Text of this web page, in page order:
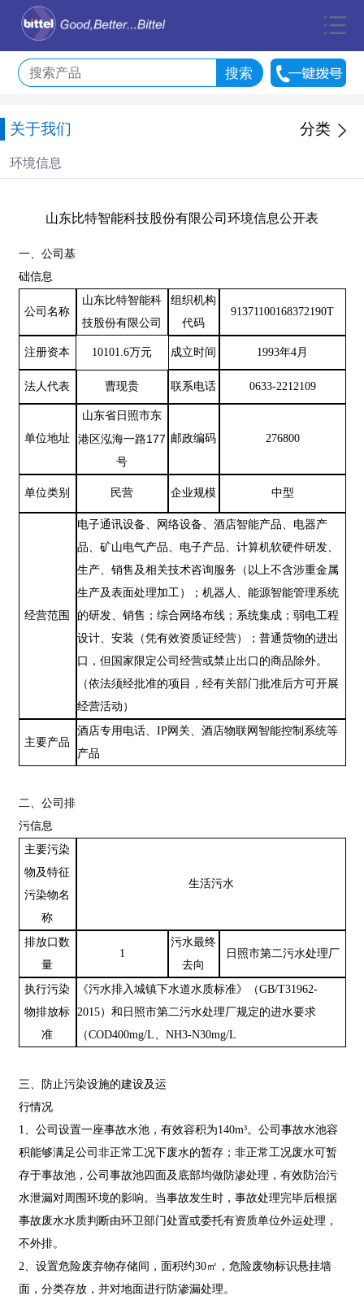
关于我们 分类
环境信息
山东比特智能科技股份有限公司环境信息公开表
一、公司基
础信息
公司名称
山东比特智能科
技股份有限公司
组织机构
代码
91371100168372190T
注册资本 10101.6万元 成立时间 1993年4月
法人代表 曹现贵 联系电话 0633-2212109
单位地址
山东省日照市东
港区泓海一路177
号
邮政编码 276800
单位类别 民营 企业规模 中型
经营范围
电子通讯设备、网络设备、酒店智能产品、电器产
品、矿山电气产品、电子产品、计算机软硬件研发、
生产、销售及相关技术咨询服务（以上不含涉重金属
生产及表面处理加工）；机器人、能源智能管理系统
的研发、销售；综合网络布线；系统集成；弱电工程
设计、安装（凭有效资质证经营）；普通货物的进出
口，但国家限定公司经营或禁止出口的商品除外。
（依法须经批准的项目，经有关部门批准后方可开展
经营活动）
主要产品
酒店专用电话、IP网关、酒店物联网智能控制系统等
产品
二、公司排
污信息
主要污染
物及特征
污染物名
称
生活污水
排放口数
量
1
污水最终
去向
日照市第二污水处理厂
执行污染
物排放标
准
《污水排入城镇下水道水质标准》（GB/T31962-
2015）和日照市第二污水处理厂规定的进水要求
（COD400mg/L、NH3-N30mg/L
三、防止污染设施的建设及运
行情况
1、公司设置一座事故水池，有效容积为140m³。公司事故水池容
积能够满足公司非正常工况下废水的暂存；非正常工况废水可暂
存于事故池，公司事故池四面及底部均做防渗处理，有效防治污
水泄漏对周围环境的影响。当事故发生时，事故处理完毕后根据
事故废水水质判断由环卫部门处置或委托有资质单位外运处理，
不外排。
2、设置危险废弃物存储间，面积约30㎡，危险废物标识悬挂墙
面，分类存放，并对地面进行防渗漏处理。